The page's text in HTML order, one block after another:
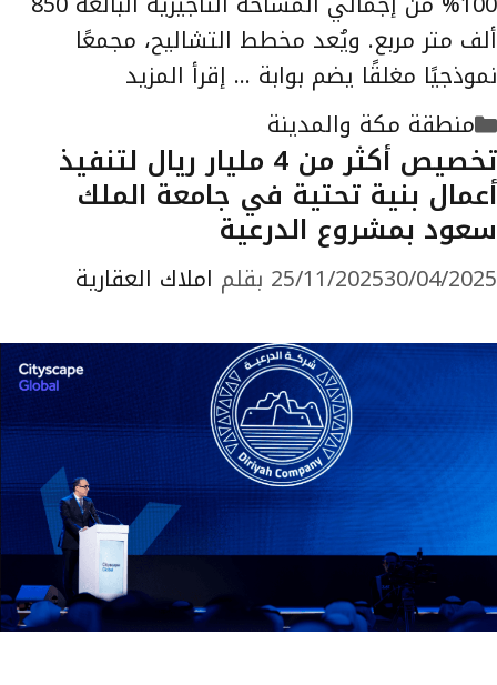
ألف متر مربع. ويُعد مخطط التشاليح، مجمعًا
نموذجيًا مغلقًا يضم بوابة … إقرأ المزيد
التصنيفات
منطقة مكة والمدينة
تخصيص أكثر من 4 مليار ريال لتنفيذ
أعمال بنية تحتية في جامعة الملك
سعود بمشروع الدرعية
25/11/202530/04/2025 بقلم املاك العقارية